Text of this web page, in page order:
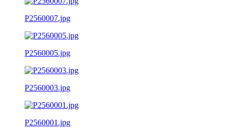
P2560007.jpg
P2560005.jpg
P2560003.jpg
P2560001.jpg